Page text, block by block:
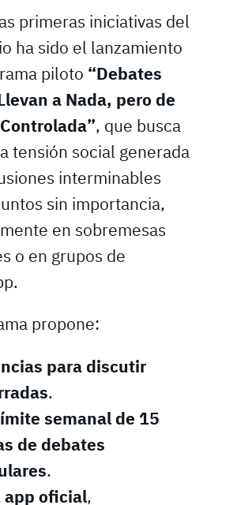
primeras iniciativas del
ha sido el lanzamiento
piloto “Debates
a Nada, pero de
, que busca
tensión social generada
interminables
sin importancia,
en sobremesas
o en grupos de
propone:
para discutir
.
semanal de 15
de debates
.
app oficial,